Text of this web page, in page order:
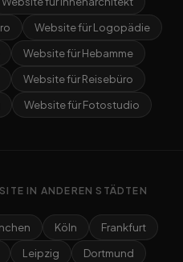
Website für Logopädie
Website für Hebamme
Website für Reisebüro
Website für Fotostudio
IN ANDEREN STÄDTEN
Köln
Frankfurt
Leipzig
Dortmund